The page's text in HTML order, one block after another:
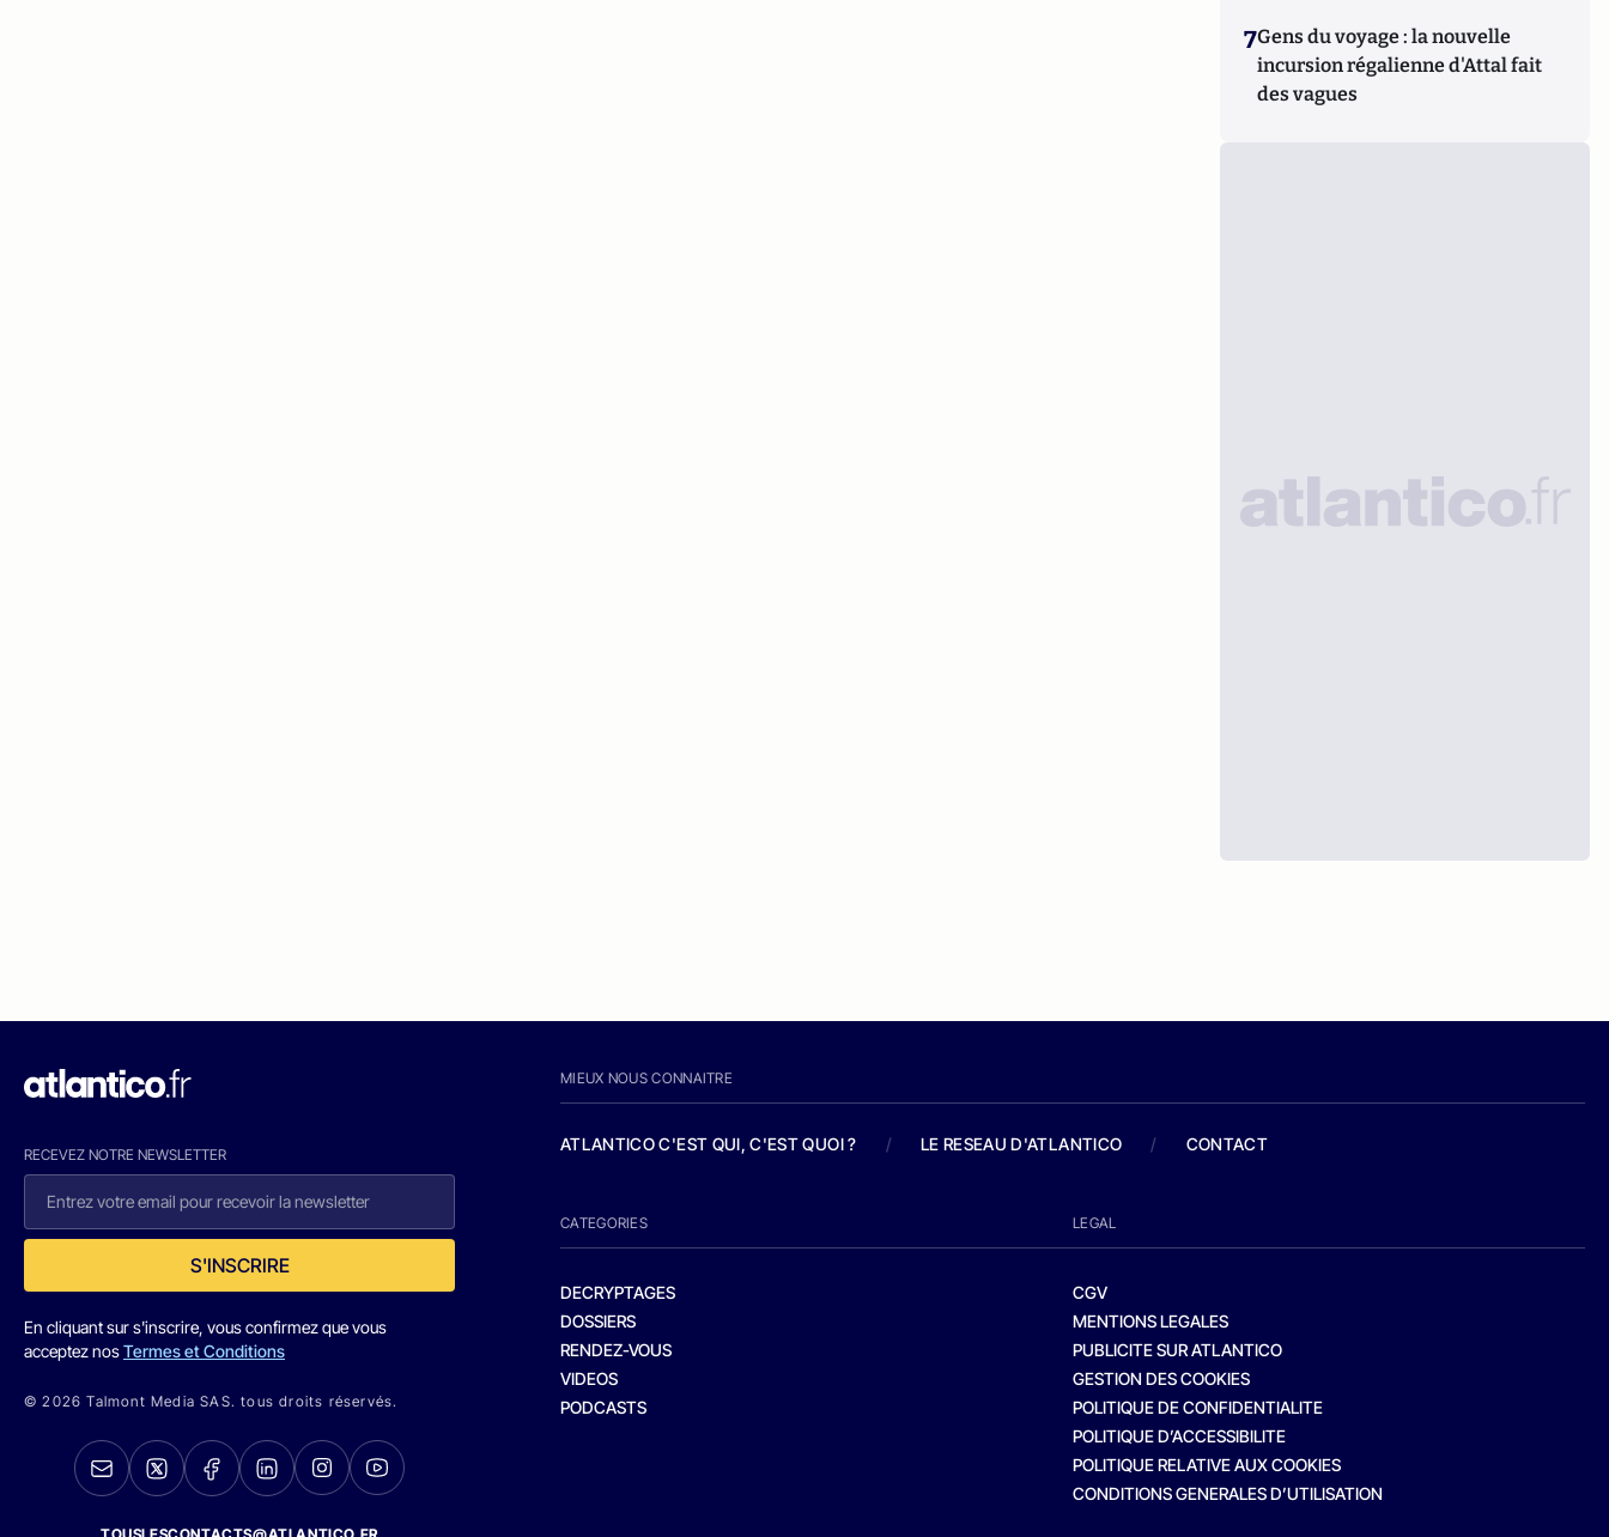
7Gens du voyage : la nouvelle
incursion régalienne d'Attal fait
des vagues
RECEVEZ NOTRE NEWSLETTER
S'INSCRIRE
En cliquant sur s'inscrire, vous confirmez que vous
acceptez nosTermes et Conditions
© 2026 Talmont Media SAS. tous droits réservés.
MIEUX NOUS CONNAITRE
ATLANTICO C'EST QUI, C'EST QUOI ? / LE RESEAU D'ATLANTICO / CONTACT
CATEGORIES
DECRYPTAGES
DOSSIERS
RENDEZ-VOUS
VIDEOS
PODCASTS
LEGAL
CGV
MENTIONS LEGALES
PUBLICITE SUR ATLANTICO
GESTION DES COOKIES
POLITIQUE DE CONFIDENTIALITE
POLITIQUE D’ACCESSIBILITE
POLITIQUE RELATIVE AUX COOKIES
CONDITIONS GENERALES D’UTILISATION